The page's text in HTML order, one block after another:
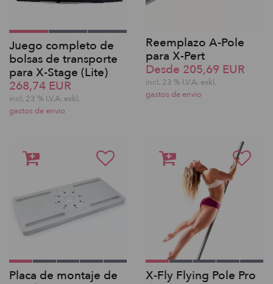
Juego completo de
bolsas de transporte
para X-Stage (Lite)
268,74 EUR
incl. 23 % I.V.A. exkl.
gastos de envio
Reemplazo A-Pole
para X-Pert
Desde 205,69 EUR
incl. 23 % I.V.A. exkl.
gastos de envio
Placa de montaje de
X-Fly Flying Pole Pro